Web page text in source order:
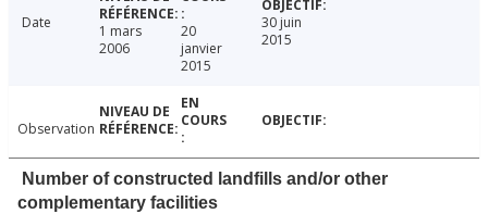
Date
1 mars
2006
20
janvier
2015
30 juin
2015
Observation
Number of constructed landfills and/or other
complementary facilities